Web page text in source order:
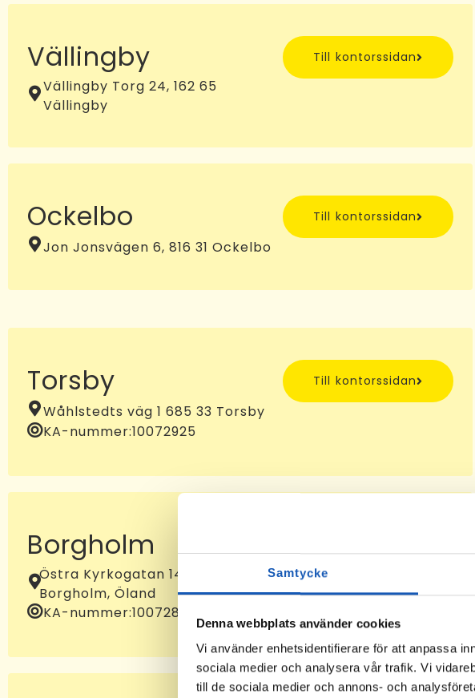
Samtycke
Denna webbplats använder cookies
Vi använder enhetsidentifierare för att anpassa
sociala medier och analysera vår trafik. Vi
till de sociala medier och annons- och
Vällingby
Vällingby Torg 24, 162 65
Vällingby
Till kontorssidan
Ockelbo
Jon Jonsvägen 6, 816 31 Ockelbo
Till kontorssidan
Torsby
Wåhlstedts väg 1 685 33 Torsby
KA-nummer:10072925
Till kontorssidan
Borgholm
Östra Kyrkogatan 14B, 387 32
Borgholm, Öland
KA-nummer:10072881